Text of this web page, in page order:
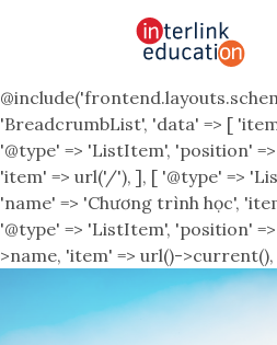
'BreadcrumbList', 'data' => [
'@type' => 'ListItem', 'position'
'item' => url('/'), ], [ '@type' =>
'name' => 'Chương trình học',
'@type' => 'ListItem', 'position'
>name, 'item' => url()-